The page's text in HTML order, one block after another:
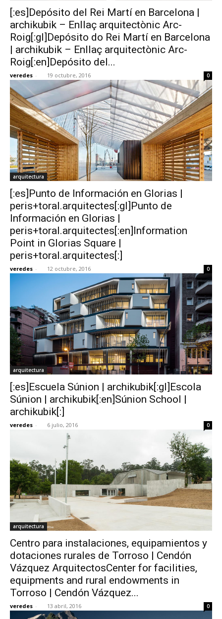
[:es]Depósito del Rei Martí en Barcelona |
archikubik – Enllaç arquitectònic Arc-
Roig[:gl]Depósito do Rei Martí en Barcelona
| archikubik – Enllaç arquitectònic Arc-
Roig[:en]Depósito del...
veredes - 19 octubre, 2016 0
arquitectura
[:es]Punto de Información en Glorias |
peris+toral.arquitectes[:gl]Punto de
Información en Glorias |
peris+toral.arquitectes[:en]Information
Point in Glorias Square |
peris+toral.arquitectes[:]
veredes - 12 octubre, 2016 0
arquitectura
[:es]Escuela Súnion | archikubik[:gl]Escola
Súnion | archikubik[:en]Súnion School |
archikubik[:]
veredes - 6 julio, 2016 0
arquitectura
Centro para instalaciones, equipamientos y
dotaciones rurales de Torroso | Cendón
Vázquez ArquitectosCenter for facilities,
equipments and rural endowments in
Torroso | Cendón Vázquez...
veredes - 13 abril, 2016 0